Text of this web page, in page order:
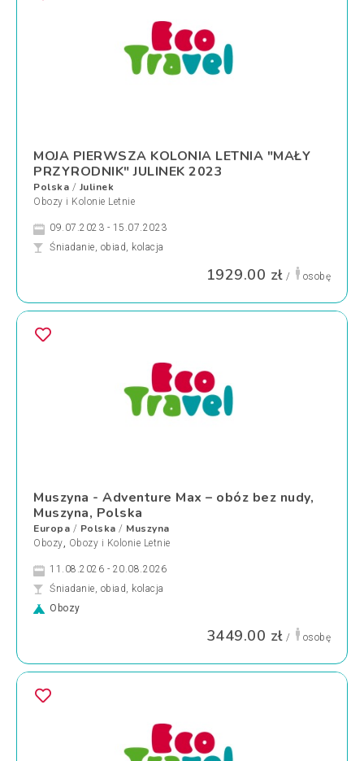
MOJA PIERWSZA KOLONIA LETNIA "MAŁY
PRZYRODNIK" JULINEK 2023
Polska / Julinek
Obozy i Kolonie Letnie
09.07.2023 - 15.07.2023
Śniadanie, obiad, kolacja
1929.00 zł / osobę
Muszyna - Adventure Max – obóz bez nudy,
Muszyna, Polska
Europa / Polska / Muszyna
Obozy, Obozy i Kolonie Letnie
11.08.2026 - 20.08.2026
Śniadanie, obiad, kolacja
Obozy
3449.00 zł / osobę